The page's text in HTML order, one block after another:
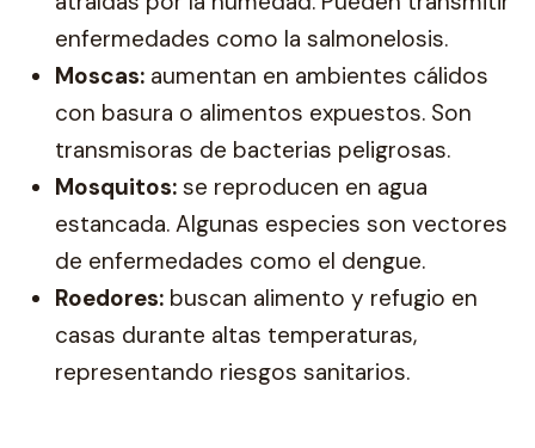
enfermedades como la salmonelosis.
Moscas: aumentan en ambientes cálidos
con basura o alimentos expuestos. Son
transmisoras de bacterias peligrosas.
Mosquitos: se reproducen en agua
estancada. Algunas especies son vectores
de enfermedades como el dengue.
Roedores: buscan alimento y refugio en
casas durante altas temperaturas,
representando riesgos sanitarios.